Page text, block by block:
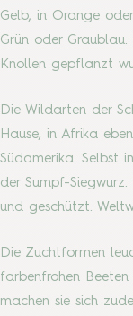
Gelb, in Orange
Grün oder
Knollen gepflanzt
Die Wildarten der
Hause, in Afrika
Südamerika. Selbst
der Sumpf-
und geschützt.
Die Zuchtformen
farbenfrohen
machen sie sich